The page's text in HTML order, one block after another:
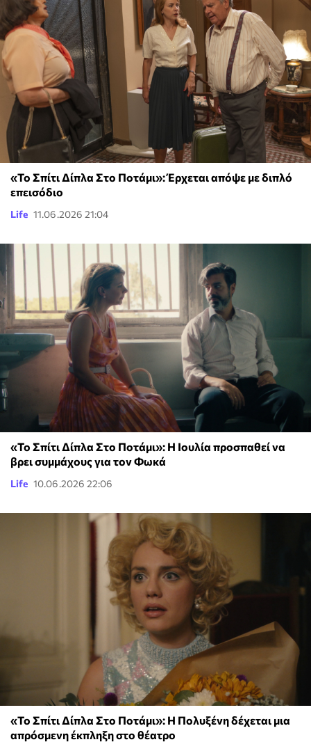
«Το Σπίτι Δίπλα Στο Ποτάμι»: Έρχεται απόψε με διπλό
επεισόδιο
Life 11.06.2026 21:04
«Το Σπίτι Δίπλα Στο Ποτάμι»: Η Ιουλία προσπαθεί να
βρει συμμάχους για τον Φωκά
Life 10.06.2026 22:06
«Το Σπίτι Δίπλα Στο Ποτάμι»: Η Πολυξένη δέχεται μια
απρόσμενη έκπληξη στο θέατρο